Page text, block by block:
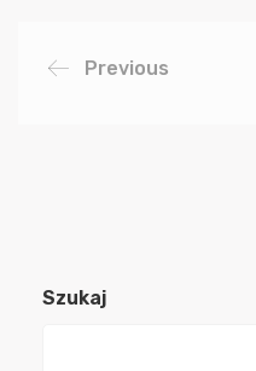
Previous
Szukaj